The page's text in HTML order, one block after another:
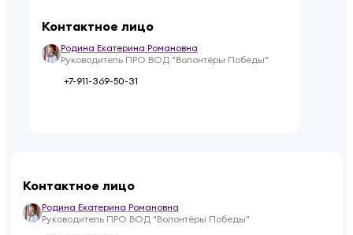
Контактное лицо
Родина Екатерина Романовна
Руководитель ПРО ВОД "Волонтёры Победы"
+7-911-369-50-31
Контактное лицо
Родина Екатерина Романовна
Руководитель ПРО ВОД "Волонтёры Победы"